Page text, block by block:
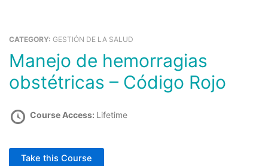
contenido
CATEGORY: GESTIÓN DE LA SALUD
Manejo de hemorragias
obstétricas – Código Rojo
Course Access: Lifetime
Take this Course